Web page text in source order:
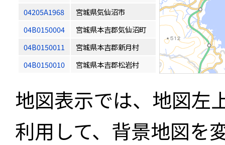
04205A1968
宮城県気仙沼市
04B0150004
宮城県本吉郡気仙沼町
04B0150011
宮城県本吉郡新月村
04B0150010
宮城県本吉郡松岩村
地図表示では、地図左
利用して、背景地図を